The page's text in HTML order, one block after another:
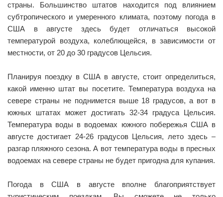
страны. Большинство штатов находится под влиянием
субтропического и умеренного климата, поэтому погода в
США в августе здесь будет отличаться высокой
температурой воздуха, колеблющейся, в зависимости от
местности, от 20 до 30 градусов Цельсия.
Планируя поездку в США в августе, стоит определиться,
какой именно штат вы посетите. Температура воздуха на
севере страны не поднимется выше 18 градусов, а вот в
южных штатах может достигать 32-34 градуса Цельсия.
Температура воды в водоемах южного побережья США в
августе достигает 24-26 градусов Цельсия, лето здесь –
разгар пляжного сезона. А вот температура воды в пресных
водоемах на севере страны не будет пригодна для купания.
Погода в США в августе вполне благоприятствует